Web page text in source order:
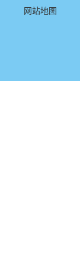
网站地图